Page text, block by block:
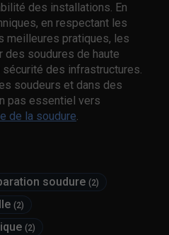
soudure(2)
(2)
(2)
des installations. En
en respectant les
meilleures pratiques, les
des soudures de haute
des infrastructures.
soudeurs et dans des
pas essentiel vers
de la soudure.